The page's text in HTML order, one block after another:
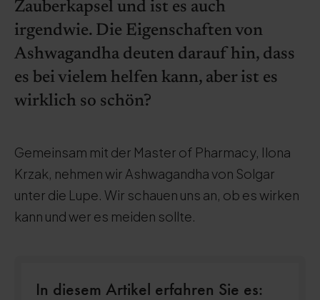
Zauberkapsel und ist es auch
irgendwie. Die Eigenschaften von
Ashwagandha deuten darauf hin, dass
es bei vielem helfen kann, aber ist es
wirklich so schön?
Gemeinsam mit der Master of Pharmacy, Ilona
Krzak, nehmen wir Ashwagandha von Solgar
unter die Lupe. Wir schauen uns an, ob es wirken
kann und wer es meiden sollte.
In diesem Artikel erfahren Sie es: